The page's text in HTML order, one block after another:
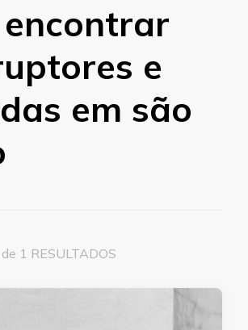
e
em são
1 RESULTADOS